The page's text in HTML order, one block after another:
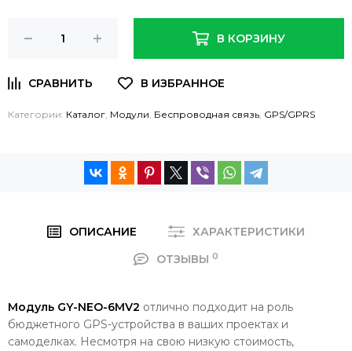
В КОРЗИНУ
Категории: Каталог, Модули, Беспроводная связь, GPS/GPRS
ОПИСАНИЕ
ХАРАКТЕРИСТИКИ
ОТЗЫВЫ 0
Модуль GY-NEO-6MV2 отлично подходит на роль
бюджетного GPS-устройства в ваших проектах и
самоделках. Несмотря на свою низкую стоимость,